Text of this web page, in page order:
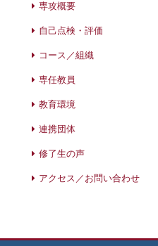
専攻概要
自己点検・評価
コース／組織
専任教員
教育環境
連携団体
修了生の声
アクセス／お問い合わせ